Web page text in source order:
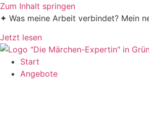
Zum Inhalt springen
✦ Was meine Arbeit verbindet? Mein
Jetzt lesen
Start
Angebote